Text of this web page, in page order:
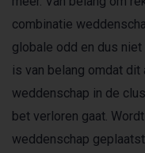
combinatie
globale odd en dus
is van belang omdat
weddenschap in de
bet verloren gaat.
weddenschap